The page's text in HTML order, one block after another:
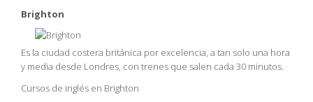
Brighton
Es la ciudad costera británica por excelencia, a tan solo una hora
y media desde Londres, con trenes que salen cada 30 minutos.
Cursos de inglés en Brighton